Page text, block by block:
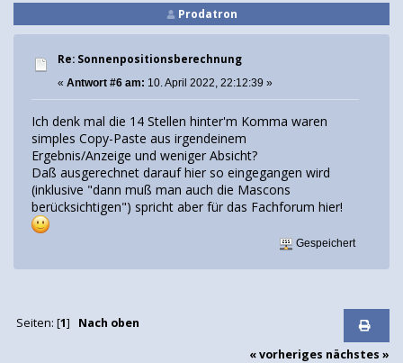
Prodatron
Re: Sonnenpositionsberechnung
« Antwort #6 am: 10. April 2022, 22:12:39 »
Ich denk mal die 14 Stellen hinter'm Komma waren
simples Copy-Paste aus irgendeinem
Ergebnis/Anzeige und weniger Absicht?
Daß ausgerechnet darauf hier so eingegangen wird
(inklusive "dann muß man auch die Mascons
berücksichtigen") spricht aber für das Fachforum hier!
Gespeichert
Seiten: [1] Nach oben
« vorheriges nächstes »